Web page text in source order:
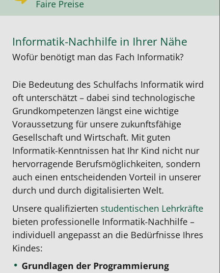
Faire Preise
Informatik-Nachhilfe in Ihrer Nähe
Wofür benötigt man das Fach Informatik?
Die Bedeutung des Schulfachs Informatik wird
oft unterschätzt – dabei sind technologische
Grundkompetenzen längst eine wichtige
Voraussetzung für unsere zukunftsfähige
Gesellschaft und Wirtschaft. Mit guten
Informatik-Kenntnissen hat Ihr Kind nicht nur
hervorragende Berufsmöglichkeiten, sondern
auch einen entscheidenden Vorteil in unserer
durch und durch digitalisierten Welt.
Unsere qualifizierten studentischen Lehrkräfte
bieten professionelle Informatik-Nachhilfe –
individuell angepasst an die Bedürfnisse Ihres
Kindes:
Grundlagen der Programmierung